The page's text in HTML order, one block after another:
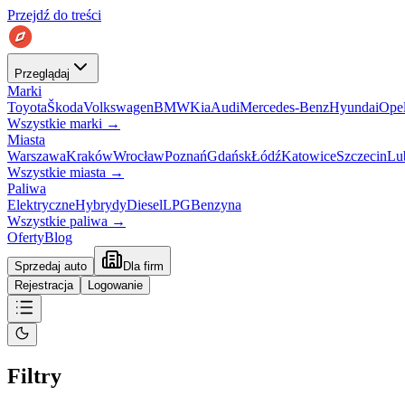
Przejdź do treści
Przeglądaj
Marki
ToyotaŠkodaVolkswagenBMWKiaAudiMercedes-BenzHyundaiOpel
Wszystkie marki →
Miasta
WarszawaKrakówWrocławPoznańGdańskŁódźKatowiceSzczecin
Wszystkie miasta →
Paliwa
ElektryczneHybrydyDieselLPGBenzyna
Wszystkie paliwa →
OfertyBlog
Sprzedaj auto
Dla firm
Rejestracja
Logowanie
Filtry